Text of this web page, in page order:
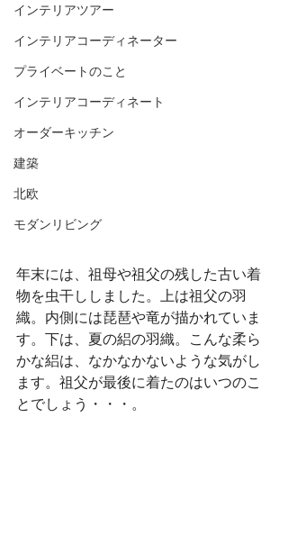
インテリアツアー
インテリアコーディネーター
プライベートのこと
インテリアコーディネート
オーダーキッチン
建築
北欧
モダンリビング
年末には、祖母や祖父の残した古い着
物を虫干ししました。上は祖父の羽
織。内側には琵琶や竜が描かれていま
す。下は、夏の絽の羽織。こんな柔ら
かな絽は、なかなかないような気がし
ます。祖父が最後に着たのはいつのこ
とでしょう・・・。